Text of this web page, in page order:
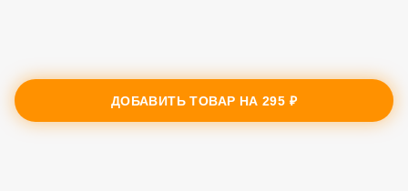
ДОБАВИТЬ ТОВАР НА295 ₽